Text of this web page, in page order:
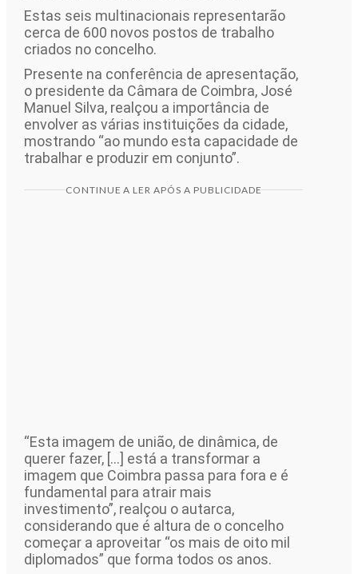
Estas seis multinacionais representarão
cerca de 600 novos postos de trabalho
criados no concelho.
Presente na conferência de apresentação,
o presidente da Câmara de Coimbra, José
Manuel Silva, realçou a importância de
envolver as várias instituições da cidade,
mostrando “ao mundo esta capacidade de
trabalhar e produzir em conjunto”.
CONTINUE A LER APÓS A PUBLICIDADE
“Esta imagem de união, de dinâmica, de
querer fazer, […] está a transformar a
imagem que Coimbra passa para fora e é
fundamental para atrair mais
investimento”, realçou o autarca,
considerando que é altura de o concelho
começar a aproveitar “os mais de oito mil
diplomados” que forma todos os anos.